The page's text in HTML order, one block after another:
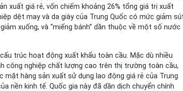
xuất giá rẻ, vốn chiếm khoảng 26% tổng giá trị xuất
dệt may và da giày của Trung Quốc có mức giảm
xuống, và “miếng bánh” dần thuộc về một số nước
trúc hoạt động xuất khẩu toàn cầu. Mặc dù nhiều
công nghiệp chất lượng cao trên thị trường toàn cầu,
mặt hàng sản xuất sử dụng lao động giá rẻ của Trung
nền kinh tế. Quốc gia này đã dần dịch chuyển chính